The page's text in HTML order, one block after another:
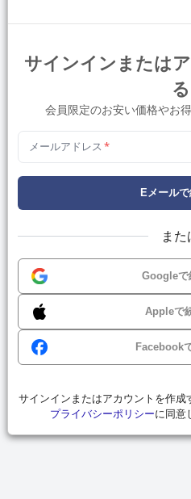
サインインまたは
る
会員限定のお安い価格やお
メールアドレス *
Eメール
また
Googleで
Appleで
Facebook
サインインまたはアカウントを作成
プライバシーポリシーに同意